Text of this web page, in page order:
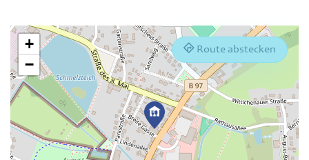
Route abstecken
+
−